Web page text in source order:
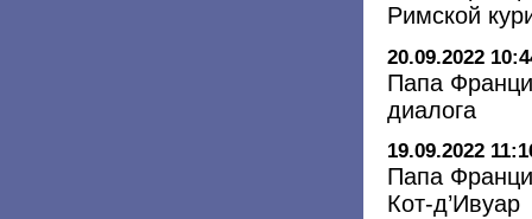
Римской
20.09.2022
Папа
диалога
19.09.2022
Папа
Кот-д’Ивуар